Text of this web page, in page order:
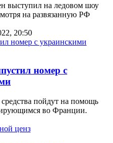
выступил на ледовом шоу
на развязанную РФ
20:50
номер с
пойдут на помощь
во Франции.